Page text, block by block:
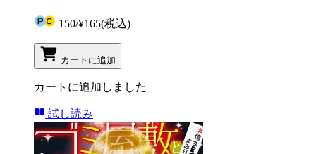
150/¥165(税込)
カートに追加
カートに追加しました
試し読み